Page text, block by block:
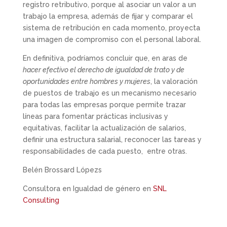
registro retributivo, porque al asociar un valor a un
trabajo la empresa, además de fijar y comparar el
sistema de retribución en cada momento, proyecta
una imagen de compromiso con el personal laboral.
En definitiva, podríamos concluir que, en aras de
hacer efectivo el derecho de igualdad de trato y de
oportunidades entre hombres y mujeres, la valoración
de puestos de trabajo es un mecanismo necesario
para todas las empresas porque permite trazar
líneas para fomentar prácticas inclusivas y
equitativas, facilitar la actualización de salarios,
definir una estructura salarial, reconocer las tareas y
responsabilidades de cada puesto, entre otras.
Belén Brossard Lópezs
Consultora en Igualdad de género en SNL
Consulting